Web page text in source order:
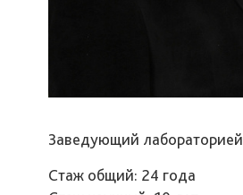
Заведующий лабораторией
Стаж общий: 24 года